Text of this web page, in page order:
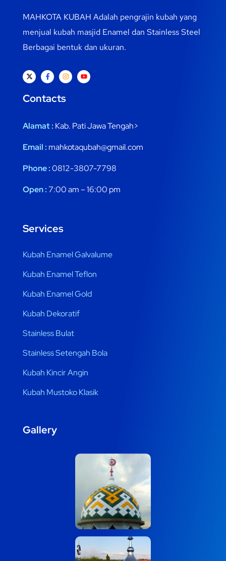
MAHKOTA KUBAH Adalah pengrajin kubah yang
menjual kubah masjid Enamel dan Stainless Steel
Berbagai bentuk dan ukuran.
Contacts
Alamat : Kab. Pati Jawa Tengah>
Email : mahkotaqubah@gmail.com
Phone :0812-3807-7798
Open :7:00 am – 16:00 pm
Services
Kubah Enamel Galvalume
Kubah Enamel Teflon
Kubah Enamel Gold
Kubah Dekoratif
Stainless Bulat
Stainless Setengah Bola
Kubah Kincir Angin
Kubah Mustoko Klasik
Gallery